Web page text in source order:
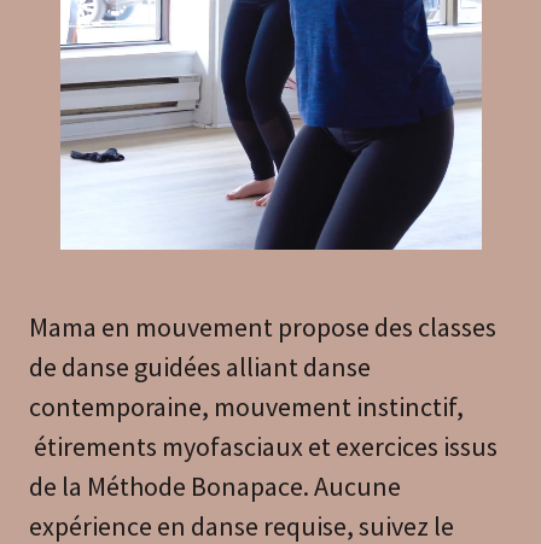
Mama en mouvement propose des classes
de danse guidées alliant danse
contemporaine, mouvement instinctif,
étirements myofasciaux et exercices issus
de la Méthode Bonapace. Aucune
expérience en danse requise, suivez le